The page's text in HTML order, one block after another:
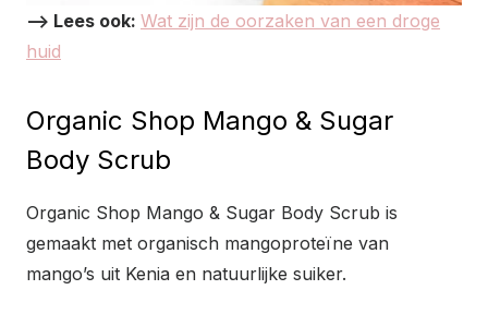
–> Lees ook: Wat zijn de oorzaken van een droge
huid
Organic Shop Mango & Sugar
Body Scrub
Organic Shop Mango & Sugar Body Scrub is
gemaakt met organisch mangoproteïne van
mango’s uit Kenia en natuurlijke suiker.